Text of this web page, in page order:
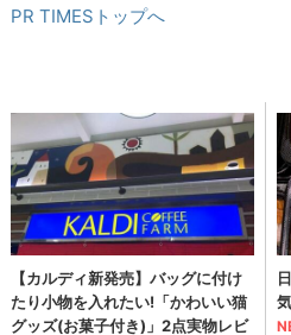
PR TIMESトップへ